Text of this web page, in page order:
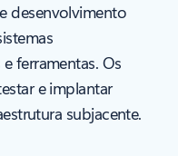
desenvolvimento
ferramentas. Os
e implantar
subjacente.